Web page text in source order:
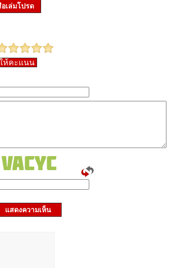
เล่มโปรด
ห้คะแนน
แสดงความเห็น